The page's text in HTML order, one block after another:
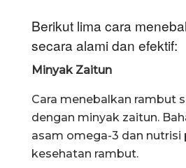
Berikut lima cara
secara alami dan efektif:
Minyak Zaitun
Cara menebalkan rambut
dengan minyak zaitun.
asam omega-3 dan
kesehatan rambut.